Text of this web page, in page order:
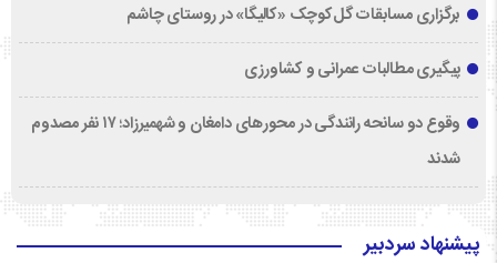
برگزاری مسابقات گل‌کوچک «کالیگا» در روستای چاشم
پیگیری مطالبات عمرانی و کشاورزی
وقوع دو سانحه رانندگی در محورهای دامغان و شهمیرزاد؛ ۱۷ نفر مصدوم
شدند
پیشنهاد سردبیر